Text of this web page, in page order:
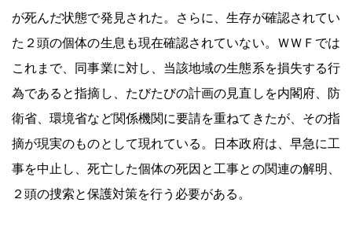
が死んだ状態で発見された。さらに、生存が確認されてい
た２頭の個体の生息も現在確認されていない。ＷＷＦでは
これまで、同事業に対し、当該地域の生態系を損失する行
為であると指摘し、たびたびの計画の見直しを内閣府、防
衛省、環境省など関係機関に要請を重ねてきたが、その指
摘が現実のものとして現れている。日本政府は、早急に工
事を中止し、死亡した個体の死因と工事との関連の解明、
２頭の捜索と保護対策を行う必要がある。